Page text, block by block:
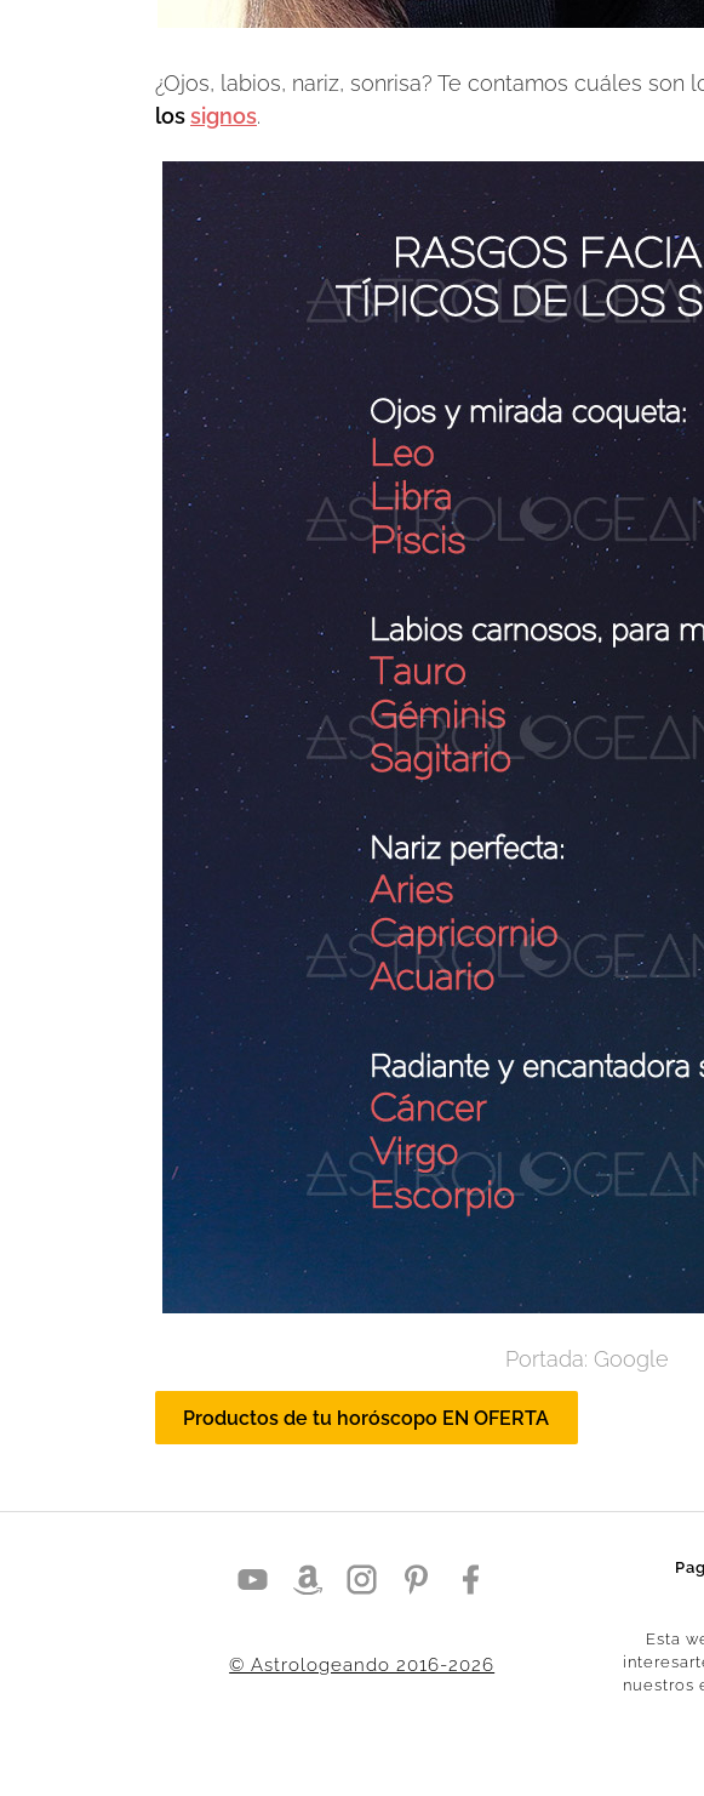
¿Ojos, labios, nariz, sonrisa? Te contamos cuáles son
lossignos.
Portada: Google
Productos de tu horóscopo EN OFERTA
© Astrologeando 2016-2026
Esta
nuestros